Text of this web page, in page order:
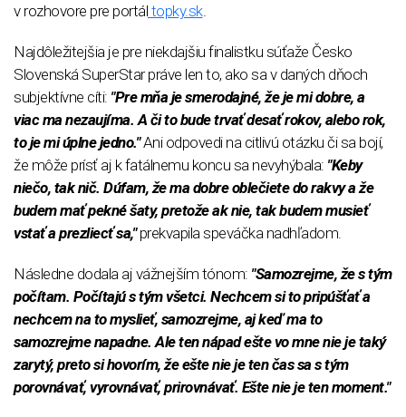
v rozhovore pre portál topky.sk.
Najdôležitejšia je pre niekdajšiu finalistku súťaže Česko
Slovenská SuperStar práve len to, ako sa v daných dňoch
subjektívne cíti: "Pre mňa je smerodajné, že je mi dobre, a
viac ma nezaujíma. A či to bude trvať desať rokov, alebo rok,
to je mi úplne jedno."Ani odpovedi na citlivú otázku či sa bojí,
že môže prísť aj k fatálnemu koncu sa nevyhýbala: "Keby
niečo, tak nič. Dúfam, že ma dobre oblečiete do rakvy a že
budem mať pekné šaty, pretože ak nie, tak budem musieť
vstať a prezliecť sa,"prekvapila speváčka nadhľadom.
Následne dodala aj vážnejším tónom: "Samozrejme, že s tým
počítam. Počítajú s tým všetci. Nechcem si to pripúšťať a
nechcem na to myslieť, samozrejme, aj keď ma to
samozrejme napadne. Ale ten nápad ešte vo mne nie je taký
zarytý, preto si hovorím, že ešte nie je ten čas sa s tým
porovnávať, vyrovnávať, prirovnávať. Ešte nie je ten moment."